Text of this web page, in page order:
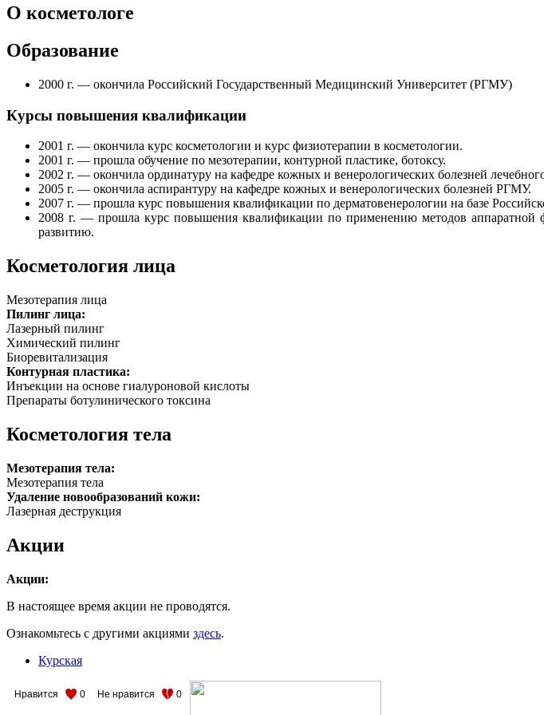
О косметологе
Образование
2000 г. — окончила Российский Государственный Медицинский Университет (РГМУ)
Курсы повышения квалификации
2001 г. — окончила курс косметологии и курс физиотерапии в косметологии.
2001 г. — прошла обучение по мезотерапии, контурной пластике, ботоксу.
2002 г. — окончила ординатуру на кафедре кожных и венерологических болезней
2005 г. — окончила аспирантуру на кафедре кожных и венерологических болезней РГМУ.
2007 г. — прошла курс повышения квалификации по дерматовенерологии на базе
2008 г. — прошла курс повышения квалификации по применению методов аппаратной
развитию.
Косметология лица
Мезотерапия лица
Пилинг лица:
Лазерный пилинг
Химический пилинг
Биоревитализация
Контурная пластика:
Инъекции на основе гиалуроновой кислоты
Препараты ботулинического токсина
Косметология тела
Мезотерапия тела:
Мезотерапия тела
Удаление новообразований кожи:
Лазерная деструкция
Акции
Акции:
В настоящее время акции не проводятся.
Ознакомьтесь с другими акциями здесь.
Курская
Нравится 0 Не нравится 0